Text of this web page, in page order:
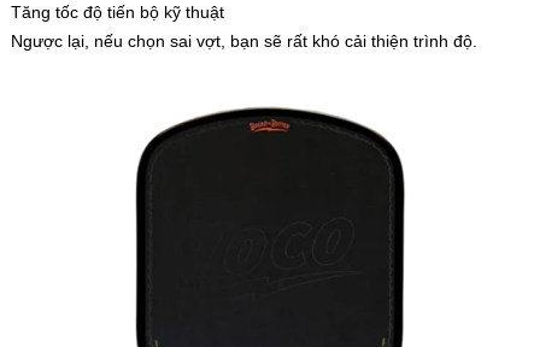
Tăng tốc độ tiến bộ kỹ thuật
Ngược lại, nếu chọn sai vợt, bạn sẽ rất khó cải thiện trình độ.